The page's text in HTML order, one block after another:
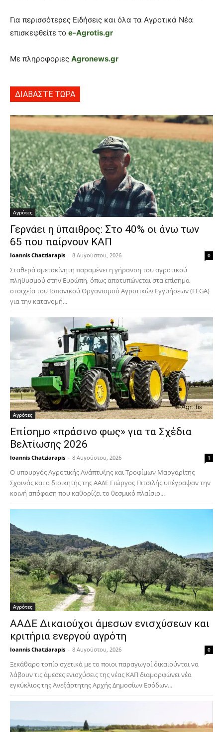
Για περισσότερες Ειδήσεις και όλα τα Αγροτικά Νέα
επισκεφθείτε το e-Agrotis.gr
Με πληροφοριες Agronews.gr
ΔΙΑΒΑΣΤΕ ΤΩΡΑ
Αγρότες
Γερνάει η ύπαιθρος: Στο 40% οι άνω των
65 που παίρνουν ΚΑΠ
Ioannis Chatziarapis - 8 Αυγούστου, 2026 0
Σταθερά αμετακίνητη παραμένει η γήρανση του αγροτικού
πληθυσμού στην Ευρώπη, όπως αποτυπώνεται στα επίσημα
στοιχεία του Ισπανικού Οργανισμού Αγροτικών Εγγυήσεων (FEGA)
για την κατανομή...
Αγρότες
Επίσημο «πράσινο φως» για τα Σχέδια
Βελτίωσης 2026
Ioannis Chatziarapis - 8 Αυγούστου, 2026 1
Ο υπουργός Αγροτικής Ανάπτυξης και Τροφίμων Μαργαρίτης
Σχοινάς και ο διοικητής της ΑΑΔΕ Γιώργος Πιτσιλής υπέγραψαν την
κοινή απόφαση που καθορίζει το θεσμικό πλαίσιο...
Αγρότες
ΑΑΔΕ Δικαιούχοι άμεσων ενισχύσεων και
κριτήρια ενεργού αγρότη
Ioannis Chatziarapis - 8 Αυγούστου, 2026 0
Ξεκάθαρο τοπίο σχετικά με το ποιοι παραγωγοί δικαιούνται να
λάβουν τις άμεσες ενισχύσεις της νέας ΚΑΠ διαμορφώνει νέα
εγκύκλιος της Ανεξάρτητης Αρχής Δημοσίων Εσόδων...